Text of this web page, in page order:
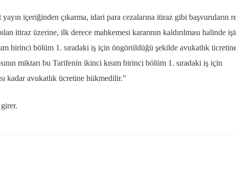
içeriğinden çıkarma, idari para cezalarına itiraz gibi başvuruların
itiraz üzerine, ilk derece mahkemesi kararının kaldırılması halinde
birinci bölüm 1. sıradaki iş için öngörüldüğü şekilde avukatlık
miktarı bu Tarifenin ikinci kısım birinci bölüm 1. sıradaki iş için
kadar avukatlık ücretine hükmedilir.”